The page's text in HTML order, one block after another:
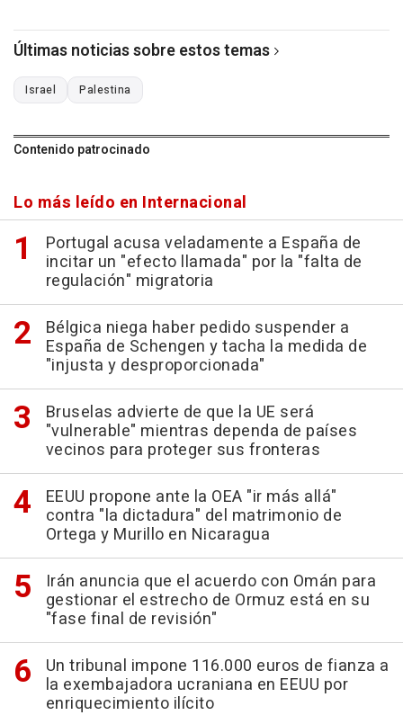
Últimas noticias sobre estos temas
Israel Palestina
Contenido patrocinado
Lo más leído en Internacional
Portugal acusa veladamente a España de
incitar un "efecto llamada" por la "falta de
regulación" migratoria
Bélgica niega haber pedido suspender a
España de Schengen y tacha la medida de
"injusta y desproporcionada"
Bruselas advierte de que la UE será
"vulnerable" mientras dependa de países
vecinos para proteger sus fronteras
EEUU propone ante la OEA "ir más allá"
contra "la dictadura" del matrimonio de
Ortega y Murillo en Nicaragua
Irán anuncia que el acuerdo con Omán para
gestionar el estrecho de Ormuz está en su
"fase final de revisión"
Un tribunal impone 116.000 euros de fianza a
la exembajadora ucraniana en EEUU por
enriquecimiento ilícito